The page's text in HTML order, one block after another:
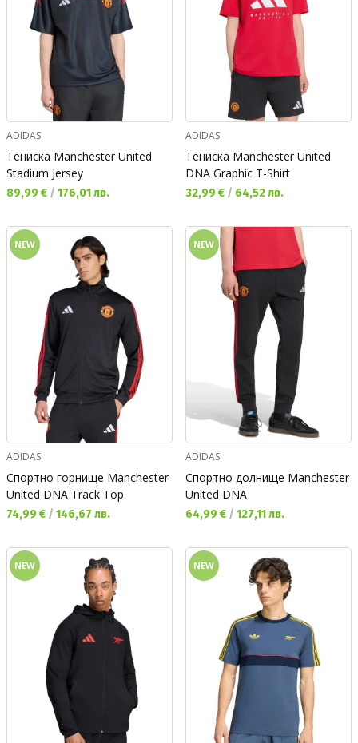
ADIDAS
Тениска Manchester United
Stadium Jersey
Текуща цена:
89,99 € / 176,01 лв.
ADIDAS
Тениска Manchester United
DNA Graphic T-Shirt
Текуща цена:
32,99 € / 64,52 лв.
NEW
ADIDAS
Спортно горнище Manchester
United DNA Track Top
Текуща цена:
74,99 € / 146,67 лв.
NEW
ADIDAS
Спортно долнище Manchester
United DNA
Текуща цена:
64,99 € / 127,11 лв.
NEW NEW